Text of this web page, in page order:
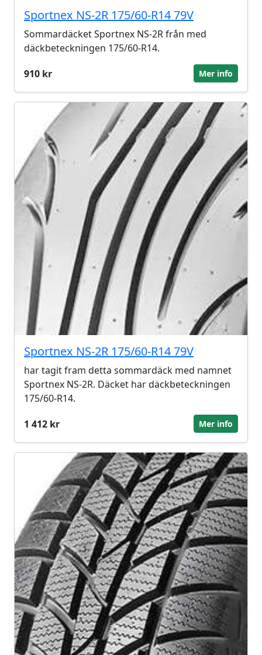
Sportnex NS-2R 175/60-R14 79V
Sommardäcket Sportnex NS-2R från med
däckbeteckningen 175/60-R14.
910 kr
Mer info
Sportnex NS-2R 175/60-R14 79V
har tagit fram detta sommardäck med namnet
Sportnex NS-2R. Däcket har däckbeteckningen
175/60-R14.
1 412 kr
Mer info